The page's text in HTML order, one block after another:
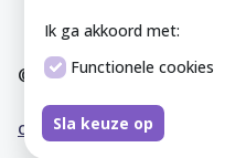
Ik ga akkoord met:
Functionele cookies
Sla keuze op
© Mede In Zutphen 2025
Disclaimer
okieverklaring